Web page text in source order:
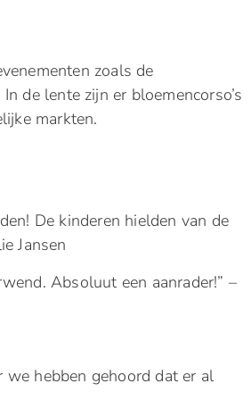
zoals de
de lente zijn er bloemencorso’s
markten.
De kinderen hielden van de
Jansen
Absoluut een aanrader!” –
we hebben gehoord dat er al